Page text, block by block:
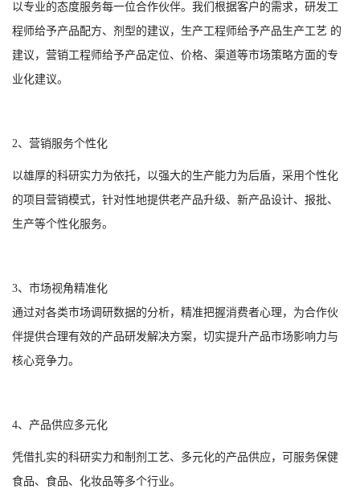
以专业的态度服务每一位合作伙伴。我们根据客户的需求，研发工
程师给予产品配方、剂型的建议，生产工程师给予产品生产工艺 的
建议，营销工程师给予产品定位、价格、渠道等市场策略方面的专
业化建议。
2、营销服务个性化
以雄厚的科研实力为依托，以强大的生产能力为后盾，采用个性化
的项目营销模式，针对性地提供老产品升级、新产品设计、报批、
生产等个性化服务。
3、市场视角精准化
通过对各类市场调研数据的分析，精准把握消费者心理，为合作伙
伴提供合理有效的产品研发解决方案，切实提升产品市场影响力与
核心竞争力。
4、产品供应多元化
凭借扎实的科研实力和制剂工艺、多元化的产品供应，可服务保健
食品、食品、化妆品等多个行业。